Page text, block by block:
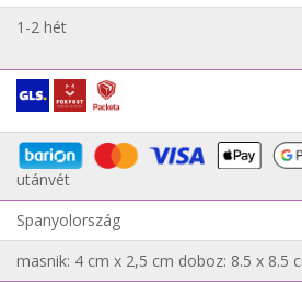
1-2 hét
utánvét
Spanyolország
masnik: 4 cm x 2,5 cm doboz: 8.5 x 8.5